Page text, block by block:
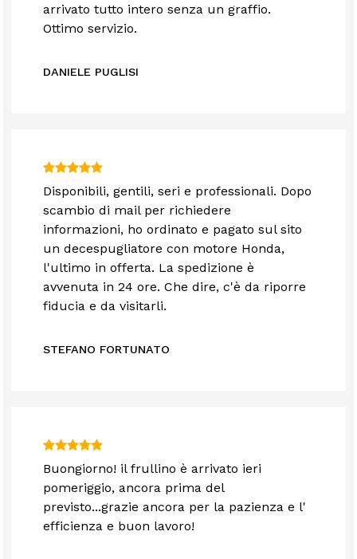
arrivato tutto intero senza un graffio.
Ottimo servizio.
DANIELE PUGLISI
Disponibili, gentili, seri e professionali. Dopo
scambio di mail per richiedere
informazioni, ho ordinato e pagato sul sito
un decespugliatore con motore Honda,
l'ultimo in offerta. La spedizione è
avvenuta in 24 ore. Che dire, c'è da riporre
fiducia e da visitarli.
STEFANO FORTUNATO
Buongiorno! il frullino è arrivato ieri
pomeriggio, ancora prima del
previsto...grazie ancora per la pazienza e l'
efficienza e buon lavoro!